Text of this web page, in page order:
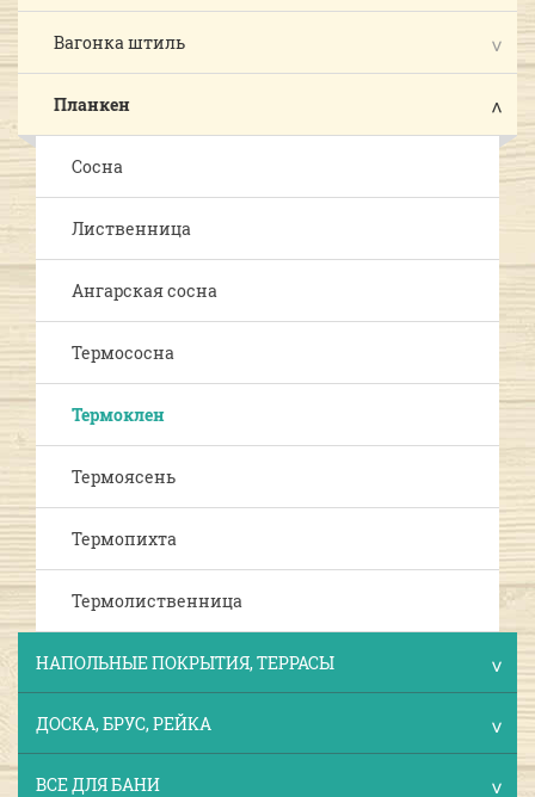
Вагонка штиль
Планкен
Сосна
Лиственница
Ангарская сосна
Термососна
Термоклен
Термоясень
Термопихта
Термолиственница
НАПОЛЬНЫЕ ПОКРЫТИЯ, ТЕРРАСЫ
ДОСКА, БРУС, РЕЙКА
ВСЕ ДЛЯ БАНИ